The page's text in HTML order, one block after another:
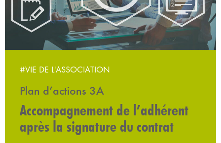
#VIE DE L'ASSOCIATION
Plan d’actions 3A
Accompagnement de l’adhérent
après la signature du contrat